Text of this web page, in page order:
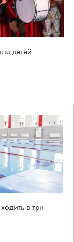
детей —
в три